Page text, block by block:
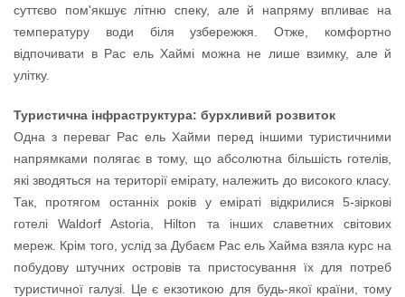
суттєво пом'якшує літню спеку, але й напряму впливає на
температуру води біля узбережжя. Отже, комфортно
відпочивати в Рас ель Хаймі можна не лише взимку, але й
улітку.
Туристична інфраструктура: бурхливий розвиток
Одна з переваг Рас ель Хайми перед іншими туристичними
напрямками полягає в тому, що абсолютна більшість готелів,
які зводяться на території емірату, належить до високого класу.
Так, протягом останніх років у еміраті відкрилися 5-зіркові
готелі Waldorf Astoria, Hilton та інших славетних світових
мереж. Крім того, услід за Дубаєм Рас ель Хайма взяла курс на
побудову штучних островів та пристосування їх для потреб
туристичної галузі. Це є екзотикою для будь-якої країни, тому